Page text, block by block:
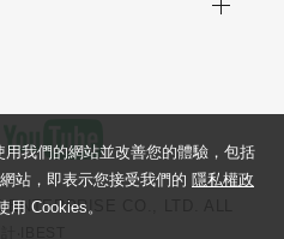
CO., LTD. ALL
我們的網站並改善您的體驗，包括
站，即表示您接受我們的 隱私權政
用 Cookies。